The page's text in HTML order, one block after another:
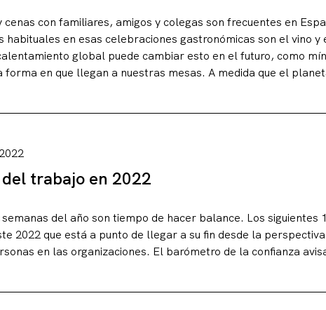
cenas con familiares, amigos y colegas son frecuentes en
habituales en esas celebraciones gastronómicas son el vino y
global puede cambiar esto en el futuro, como
forma en que llegan a nuestras mesas. A medida que el
trabajo en 2022
del año son tiempo de hacer balance. Los siguientes
2022 que está a punto de llegar a su fin desde la
en las organizaciones. El barómetro de la confianza